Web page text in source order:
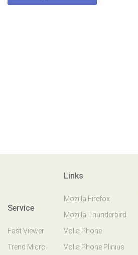
Service
Fast Viewer
Trend Micro
Links
Mozilla Firefox
Mozilla Thunderbird
Volla Phone
Volla Phone Plinius